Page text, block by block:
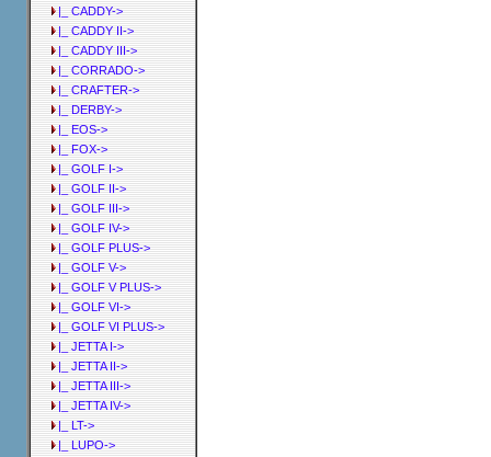
|_ CADDY->
|_ CADDY II->
|_ CADDY III->
|_ CORRADO->
|_ CRAFTER->
|_ DERBY->
|_ EOS->
|_ FOX->
|_ GOLF I->
|_ GOLF II->
|_ GOLF III->
|_ GOLF IV->
|_ GOLF PLUS->
|_ GOLF V->
|_ GOLF V PLUS->
|_ GOLF VI->
|_ GOLF VI PLUS->
|_ JETTA I->
|_ JETTA II->
|_ JETTA III->
|_ JETTA IV->
|_ LT->
|_ LUPO->